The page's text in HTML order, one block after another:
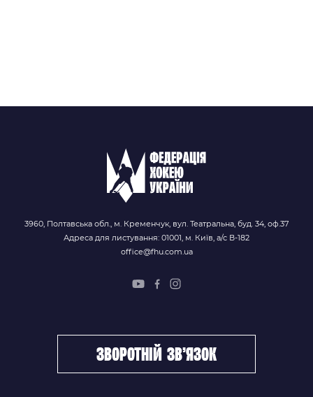
3960, Полтавська обл., м. Кременчук, вул. Театральна, буд. 34, оф.37
Адреса для листування: 01001, м. Київ, а/с В-182
office@fhu.com.ua
зворотній зв’язок